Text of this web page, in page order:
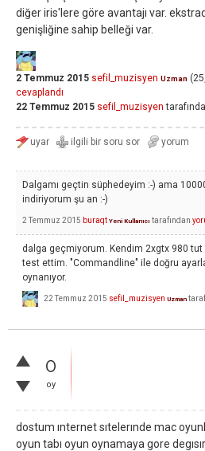
diğer iris'lere göre avantajı var.
genişliğine sahip belleği var.
2 Temmuz 2015 sefil_muzisyen Uzman (
cevaplandı
22 Temmuz 2015 sefil_muzisyen
Dalgamı geçtin süphedeyim :-) ama
indiriyorum şu an :-)
2 Temmuz 2015 buraqt Yeni Kullanıcı tarafından
dalga geçmiyorum. Kendim 2xgtx 980
test ettim. "Commandline" ile doğru
oynanıyor.
22 Temmuz 2015 sefil_muzisyen Uzman
0
oy
dostum ınternet sıtelerınde mac
oyun tabı oyun oynamaya gore